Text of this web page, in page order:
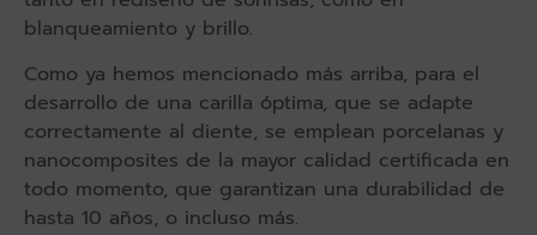
blanqueamiento y brillo.
Como ya hemos mencionado más arriba, para el
desarrollo de una carilla óptima, que se adapte
correctamente al diente, se emplean porcelanas y
nanocomposites de la mayor calidad certificada en
todo momento, que garantizan una durabilidad de
hasta 10 años, o incluso más.